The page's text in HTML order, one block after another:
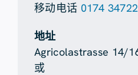
移动电话 0174
地址
Agricolastrasse 14/
或